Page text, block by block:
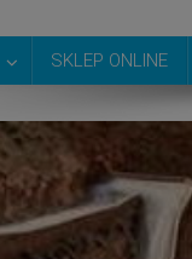
SKLEP ONLINE